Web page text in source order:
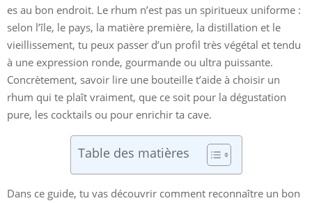
es au bon endroit. Le rhum n’est pas un spiritueux uniforme :
selon l’île, le pays, la matière première, la distillation et le
vieillissement, tu peux passer d’un profil très végétal et tendu
à une expression ronde, gourmande ou ultra puissante.
Concrètement, savoir lire une bouteille t’aide à choisir un
rhum qui te plaît vraiment, que ce soit pour la dégustation
pure, les cocktails ou pour enrichir ta cave.
Table des matières
Dans ce guide, tu vas découvrir comment reconnaître un bon